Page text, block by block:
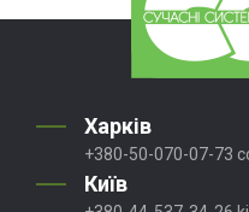
Харків
+380-50-070-07-73
Київ